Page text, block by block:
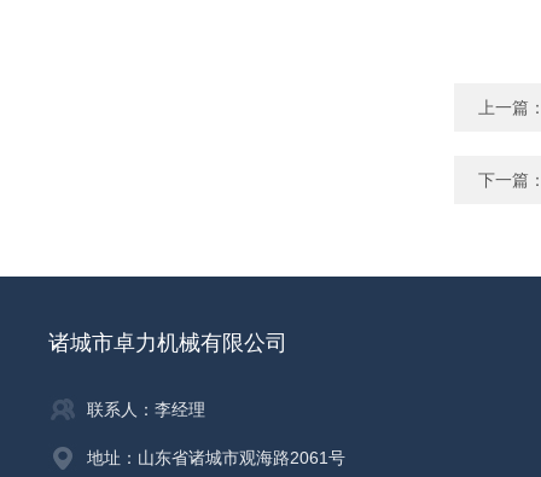
上一篇
下一篇
诸城市卓力机械有限公司
联系人：李经理
地址：山东省诸城市观海路2061号